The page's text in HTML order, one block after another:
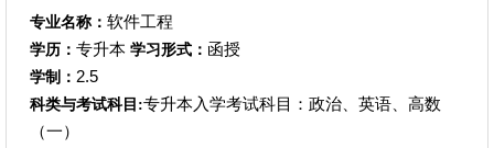
专业名称： 软件工程
学历： 专升本 学习形式： 函授
学制： 2.5
科类与考试科目:专升本入学考试科目：政治、英语、高数
（一）